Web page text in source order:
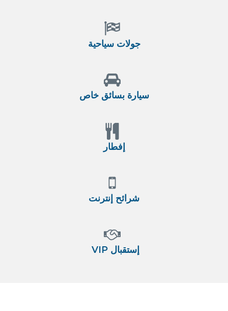
جولات سياحية
سيارة بسائق خاص
إفطار
شرائح إنترنت
VIP إستقبال